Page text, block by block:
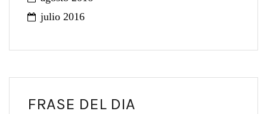
julio 2016
FRASE DEL DIA